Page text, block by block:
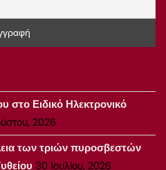
Ειδικό Ηλεκτρονικό
2026
των τριών πυροσβεστών
30 Ιουλίου, 2026